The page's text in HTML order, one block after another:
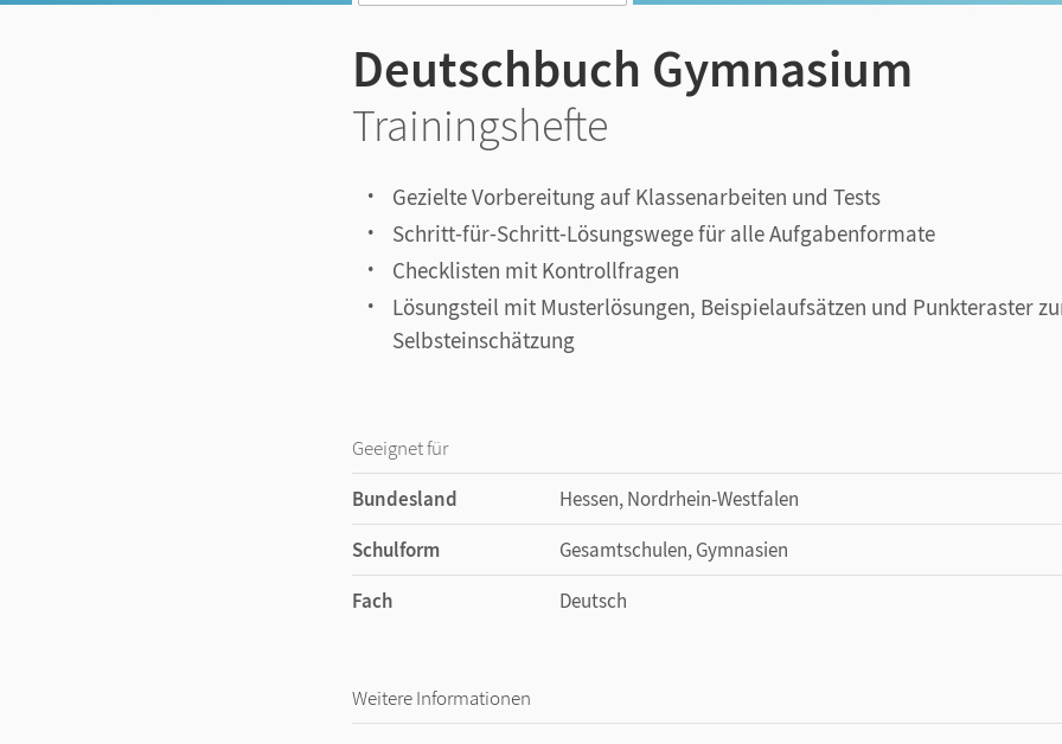
Deutschbuch Gymnasium
Trainingshefte
Gezielte Vorbereitung auf Klassenarbeiten und Tests
Schritt-für-Schritt-Lösungswege für alle Aufgabenformate
Checklisten mit Kontrollfragen
Lösungsteil mit Musterlösungen, Beispielaufsätzen und Punkteraster
Selbsteinschätzung
Geeignet für
Bundesland
Hessen, Nordrhein-Westfalen
Schulform
Gesamtschulen, Gymnasien
Fach
Deutsch
Weitere Informationen